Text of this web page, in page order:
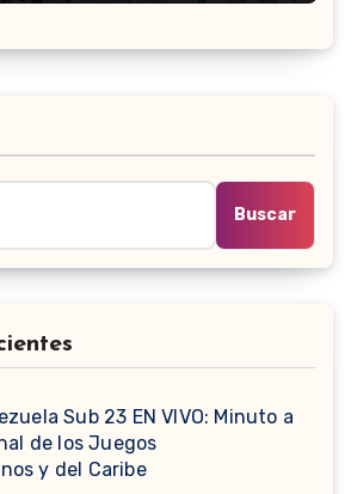
Buscar
Sub 23 EN VIVO: Minuto a
de los Juegos
y del Caribe